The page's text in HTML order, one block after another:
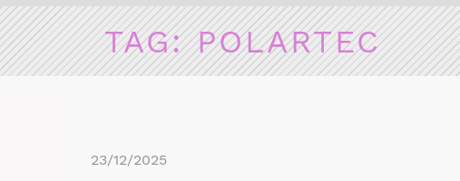
TAG:POLARTEC
23/12/2025